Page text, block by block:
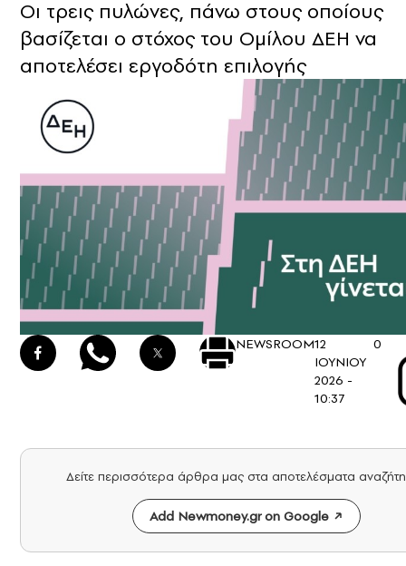
Οι τρεις πυλώνες, πάνω στους οποίους
βασίζεται ο στόχος του Ομίλου ΔΕΗ να
αποτελέσει εργοδότη επιλογής
NEWSROOM12
ΙΟΥΝΙΟΥ
2026 -
10:37
0
Δείτε περισσότερα άρθρα μας στα αποτελέσματα
Add Newmoney.gr on Google